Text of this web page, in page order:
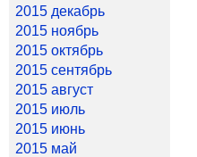
2015 декабрь
2015 ноябрь
2015 октябрь
2015 сентябрь
2015 август
2015 июль
2015 июнь
2015 май